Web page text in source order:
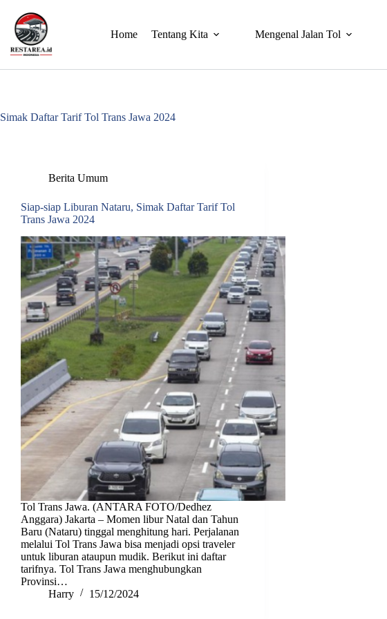
Home Tentang Kita Mengenal Jalan Tol
Simak Daftar Tarif Tol Trans Jawa 2024
Berita Umum
Siap-siap Liburan Nataru, Simak Daftar Tarif Tol
Trans Jawa 2024
Tol Trans Jawa. (ANTARA FOTO/Dedhez
Anggara) Jakarta – Momen libur Natal dan Tahun
Baru (Nataru) tinggal menghitung hari. Perjalanan
melalui Tol Trans Jawa bisa menjadi opsi traveler
untuk liburan ataupun mudik. Berikut ini daftar
tarifnya. Tol Trans Jawa menghubungkan
Provinsi…
Harry
15/12/2024